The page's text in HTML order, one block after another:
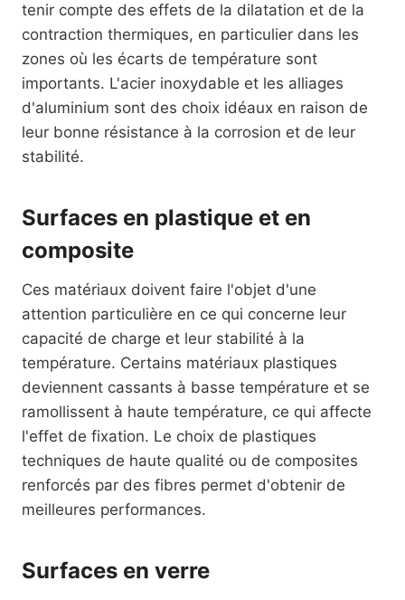
tenir compte des effets de la dilatation et de la
contraction thermiques, en particulier dans les
zones où les écarts de température sont
importants. L'acier inoxydable et les alliages
d'aluminium sont des choix idéaux en raison de
leur bonne résistance à la corrosion et de leur
stabilité.
Surfaces en plastique et en
composite
Ces matériaux doivent faire l'objet d'une
attention particulière en ce qui concerne leur
capacité de charge et leur stabilité à la
température. Certains matériaux plastiques
deviennent cassants à basse température et se
ramollissent à haute température, ce qui affecte
l'effet de fixation. Le choix de plastiques
techniques de haute qualité ou de composites
renforcés par des fibres permet d'obtenir de
meilleures performances.
Surfaces en verre